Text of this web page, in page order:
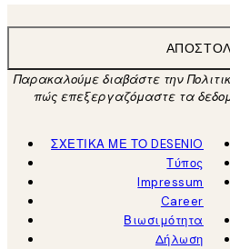
Παρακαλούμε διαβάστε την
πώς επεξεργαζόμαστε τα
ΣΧΕΤΙΚΑ ΜΕ ΤΟ DESENIO
Τύπος
Impressum
Career
Βιωσιμότητα
Δήλωση